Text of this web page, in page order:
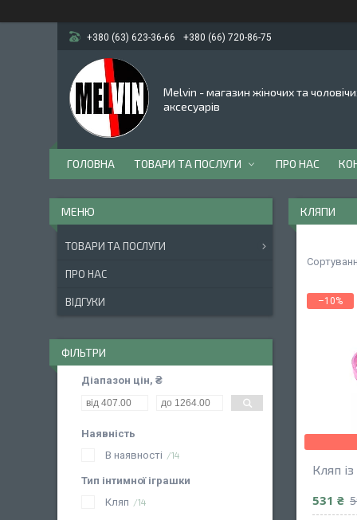
+380 (63) 623-36-66 +380 (66) 720-86-75
Melvin - магазин жіночих та
аксесуарів
ГОЛОВНА ТОВАРИ ТА ПОСЛУГИ ПРО НАС
КЛЯПИ
–10%
Кляп
531 ₴
ТОВАРИ ТА ПОСЛУГИ
ПРО НАС
ВІДГУКИ
ФІЛЬТРИ
Діапазон цін, ₴
Наявність
В наявності
14
Тип інтимної іграшки
Кляп
14